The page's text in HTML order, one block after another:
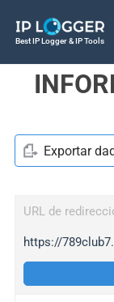
Best IP Logger & IP Tools
Exportar
URL de
https://